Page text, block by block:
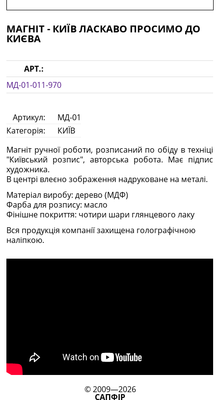
МАГНІТ - КИЇВ ЛАСКАВО ПРОСИМО ДО
КИЄВА
АРТ.:
МД-01-011-970
Артикул:
МД-01
Категорія:
КИЇВ
Магніт ручної роботи, розписаний по обіду в техніці
"Київський розпис", авторська робота. Має підпис
художника.
В центрі влеєно зображення надруковане на металі.
Матеріал виробу: дерево (МДФ)
Фарба для розпису: масло
Фінішне покриття: чотири шари глянцевого лаку
Вся продукція компанії захищена голографічною
наліпкою.
© 2009—2026
САПФІР